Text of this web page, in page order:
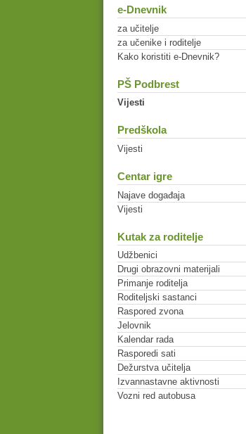
e-Dnevnik
za učitelje
za učenike i roditelje
Kako koristiti e-Dnevnik?
PŠ Podbrest
Vijesti
Predškola
Vijesti
Centar igre
Najave događaja
Vijesti
Kutak za roditelje
Udžbenici
Drugi obrazovni materijali
Primanje roditelja
Roditeljski sastanci
Raspored zvona
Jelovnik
Kalendar rada
Rasporedi sati
Dežurstva učitelja
Izvannastavne aktivnosti
Vozni red autobusa